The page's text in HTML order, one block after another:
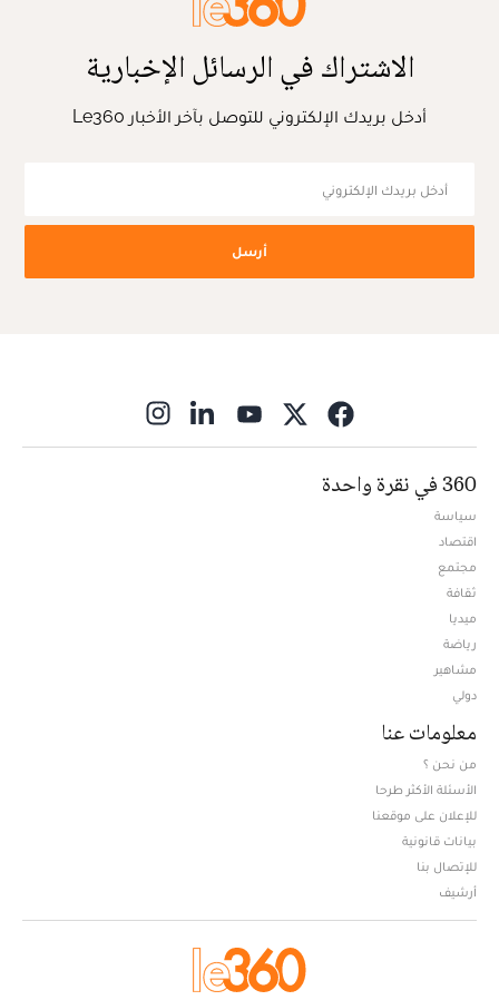
الاشتراك في الرسائل الإخبارية
أدخل بريدك الإلكتروني للتوصل بآخر الأخبار Le360
أرسل
360 في نقرة واحدة
سياسة
اقتصاد
مجتمع
ثقافة
ميديا
رياضة
مشاهير
دولي
معلومات عنا
من نحن ؟
الأسئلة الأكثر طرحا
للإعلان على موقعنا
بيانات قانونية
للإتصال بنا
أرشيف